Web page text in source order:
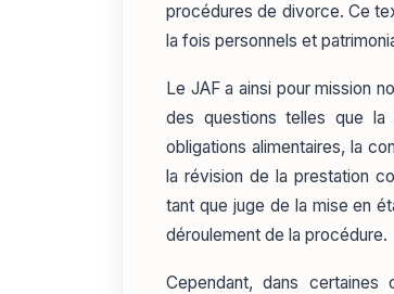
procédures de divorce. Ce
la fois personnels et
Le JAF a ainsi pour mission
des questions telles que la
obligations alimentaires, la
la révision de la prestation
tant que juge de la mise en
déroulement de la procédure.
Cependant, dans